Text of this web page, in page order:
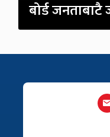
बोर्ड